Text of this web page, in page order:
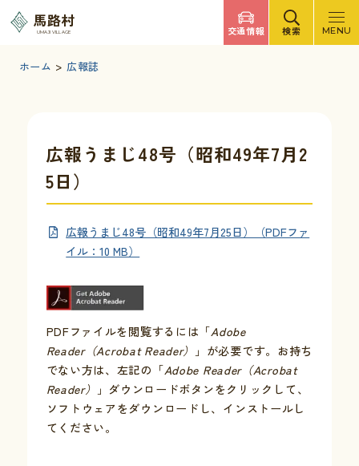
馬路村
UMAJI VILLAGE 交通情報 検索 MENU
ホーム > 広報誌
広報うまじ48号（昭和49年7月2
5日）
広報うまじ48号（昭和49年7月25日）（PDFファ
イル：10 MB）
PDFファイルを閲覧するには「Adobe
Reader（Acrobat Reader） 」が必要です。お持ち
でない方は、左記の「Adobe Reader（Acrobat
Reader） 」ダウンロードボタンをクリックして、
ソフトウェアをダウンロードし、インストールし
てください。
観光・イベント
移住・定住
ふるさと納税
お問い合わせ
文字サイズ